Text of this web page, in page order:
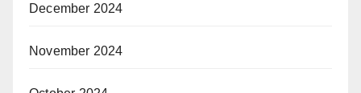
December 2024
November 2024